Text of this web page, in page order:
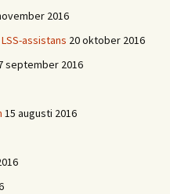
2016
assistans 20 oktober 2016
september 2016
15 augusti 2016